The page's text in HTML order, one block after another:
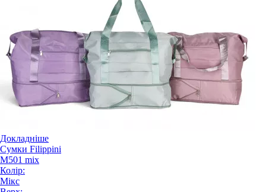
Докладніше
Сумки Filippini
M501 mix
Колір:
Мікс